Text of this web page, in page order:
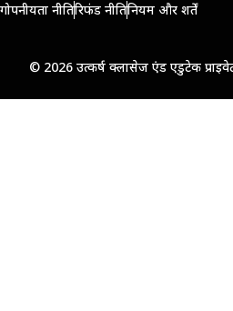
गोपनीयता नीतिरिफंड नीतिनियम और शर्तें
© 2026 उत्कर्ष क्लासेज एंड एडुटेक